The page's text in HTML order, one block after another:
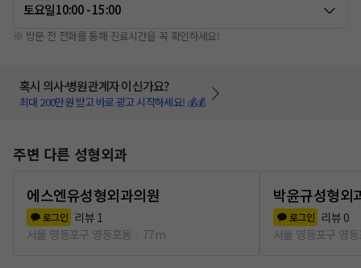
토요일10:00 - 15:00
※ 방문 전 전화를 통해 진료시간을 꼭 확인하세요!
혹시 의사·병원관계자 이신가요?
최대 200만원 받고 바로 광고 시작하세요! 💰💰
주변 다른 성형외과
에스엔유성형외과의원
로그인 리뷰 1
서울 영등포구 영등포동
77m
박윤규성형외
로그인 리뷰 0
서울 영등포구 영